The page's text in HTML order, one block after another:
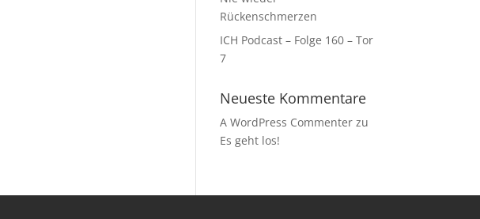
Rückenschmerzen
ICH Podcast – Folge 160 – Tor
7
Neueste Kommentare
A WordPress Commenter zu
Es geht los!